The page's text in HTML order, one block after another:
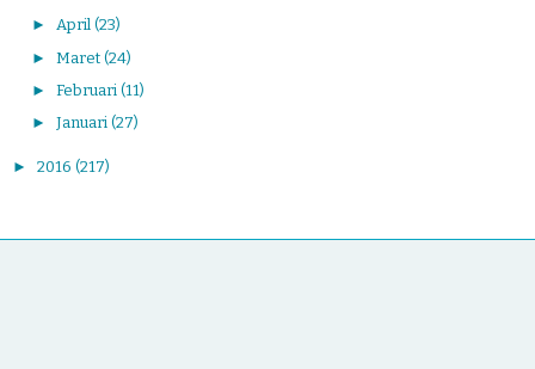
► April (23)
► Maret (24)
► Februari (11)
► Januari (27)
► 2016 (217)